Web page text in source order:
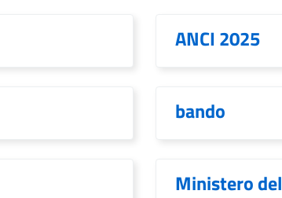
ANCI 2025
bando
Ministero